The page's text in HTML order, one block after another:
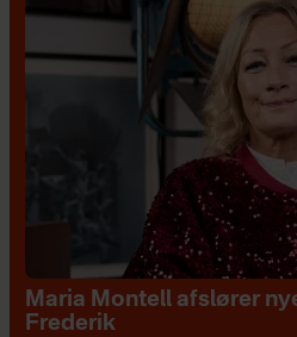
Maria Montell afslører
Frederik